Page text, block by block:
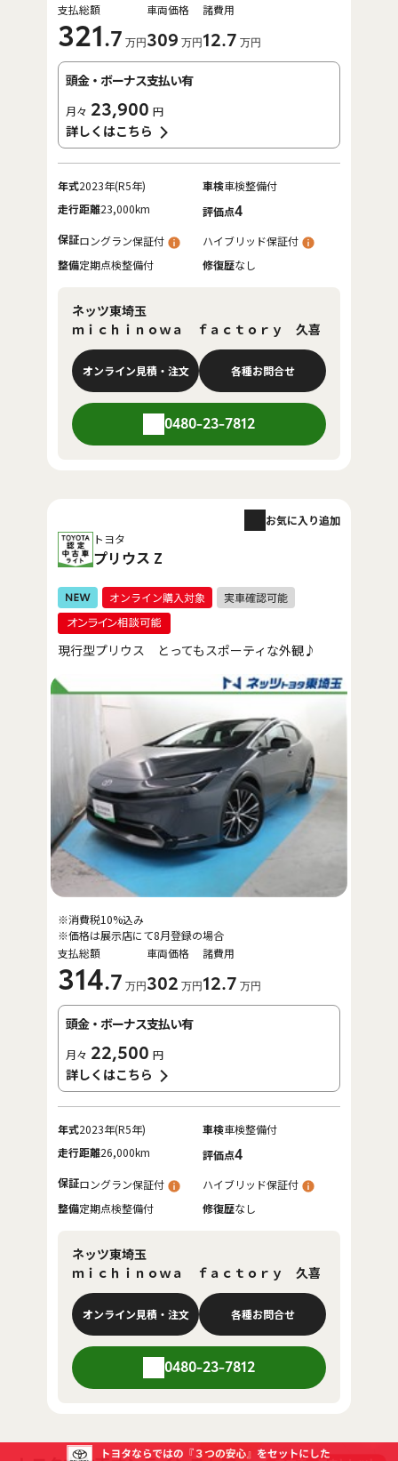
支払総額
321.7 万円
車両価格
309 万円
諸費用
12.7 万円
頭金・ボーナス支払い有
月々 23,900 円
詳しくはこちら
年式2023年(R5年) 車検車検整備付
走行距離23,000km 評価点4
保証ロングラン保証付
ハイブリッド保証付
整備定期点検整備付 修復歴なし
ネッツ東埼玉
ｍｉｃｈｉｎｏｗａ ｆａｃｔｏｒｙ 久喜
オンライン見積・注文 各種お問合せ
0480-23-7812
トヨタ
プリウス Z
お気に入り追加
現行型プリウス とってもスポーティな外観♪
支払総額
314.7 万円
車両価格
302 万円
諸費用
12.7 万円
※消費税10%込み
※価格は展示店にて8月登録の場合
頭金・ボーナス支払い有
月々 22,500 円
詳しくはこちら
年式2023年(R5年) 車検車検整備付
走行距離26,000km 評価点4
保証ロングラン保証付
ハイブリッド保証付
整備定期点検整備付 修復歴なし
ネッツ東埼玉
ｍｉｃｈｉｎｏｗａ ｆａｃｔｏｒｙ 久喜
オンライン見積・注文 各種お問合せ
0480-23-7812